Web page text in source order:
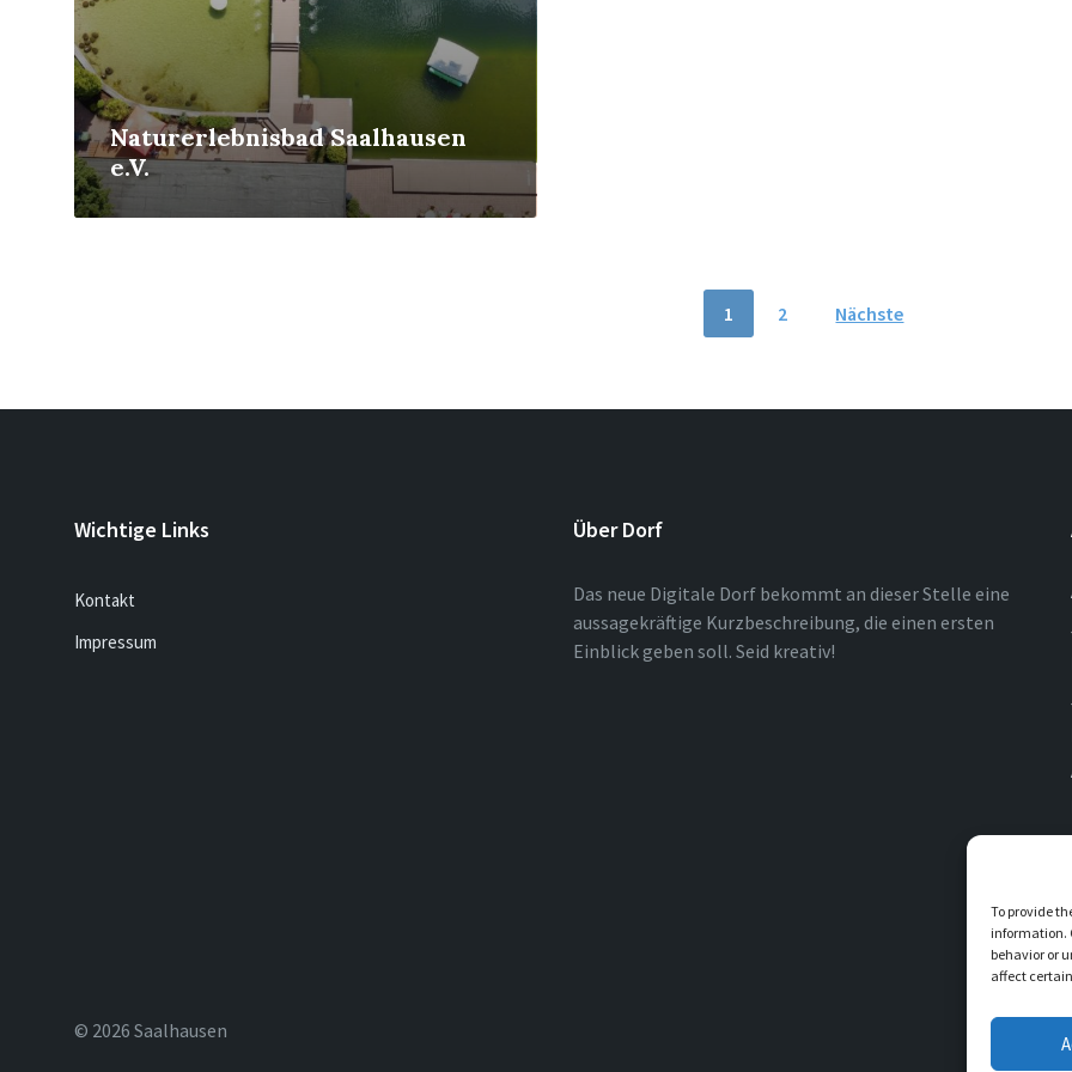
To provide
information.
behavior or
affect
Naturerlebnisbad Saalhausen
e.V.
Beiträge
1 2 Nächste
Wichtige Links
Kontakt
Impressum
Über Dorf
Das neue Digitale Dorf bekommt an dieser Stelle eine
aussagekräftige Kurzbeschreibung, die einen ersten
Einblick geben soll. Seid kreativ!
© 2026 Saalhausen